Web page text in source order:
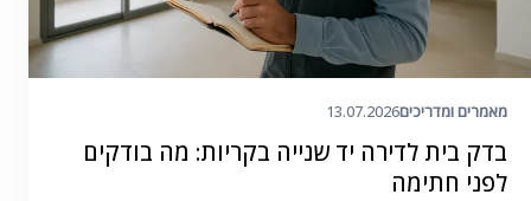
מאמרים ומדריכים13.07.2026
בדק בית לדירה יד שנייה בקריות: מה בודקים
לפני חתימה